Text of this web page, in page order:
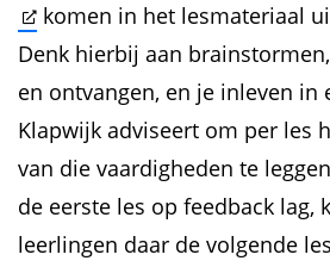
komen in het lesmateriaal
Denk hierbij aan
en ontvangen, en je inleven in
Klapwijk adviseert om per les
van die vaardigheden te
de eerste les op feedback lag,
leerlingen daar de volgende